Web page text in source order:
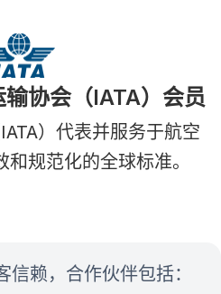
协会（IATA）会员
）代表并服务于航空
规范化的全球标准。
信赖，合作伙伴包括：